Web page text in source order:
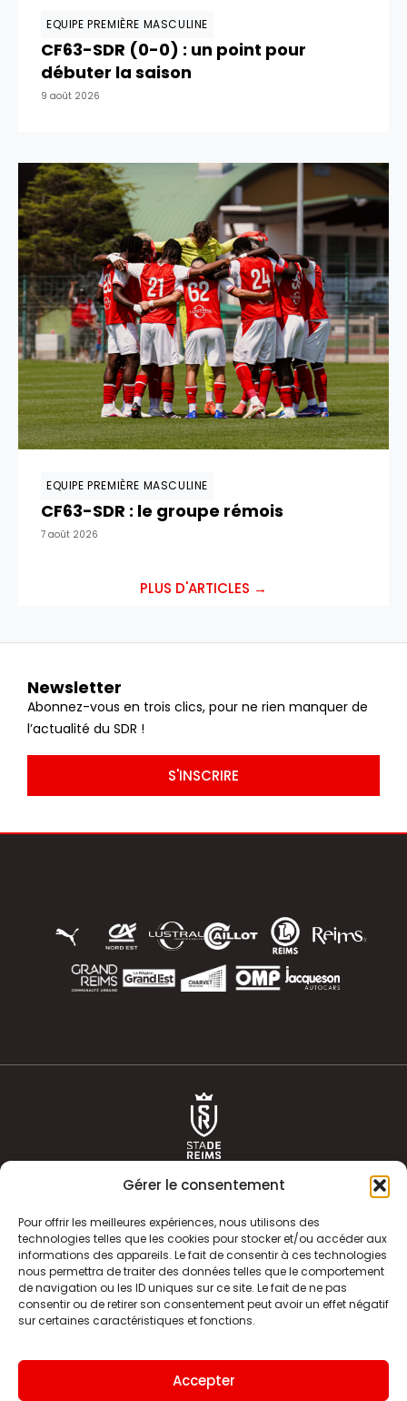
Gérer le consentement
Pour offrir les meilleures expériences, nous utilisons des
technologies telles que les cookies pour stocker et/ou accéder aux
informations des appareils. Le fait de consentir à ces technologies
nous permettra de traiter des données telles que le comportement
de navigation ou les ID uniques sur ce site. Le fait de ne pas
consentir ou de retirer son consentement peut avoir un effet négatif
sur certaines caractéristiques et fonctions.
Accepter
EQUIPE PREMIÈRE MASCULINE
CF63-SDR (0-0) : un point pour
débuter la saison
9 août 2026
EQUIPE PREMIÈRE MASCULINE
CF63-SDR : le groupe rémois
7 août 2026
PLUS D'ARTICLES →
Newsletter
Abonnez-vous en trois clics, pour ne rien manquer de
l’actualité du SDR !
S'INSCRIRE
ACTUALITÉS
CLUB
BOUTIQUE
HISTOIRE
ÉQUIPE PREMIERE
INFOS ET CONTACT